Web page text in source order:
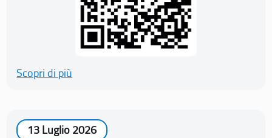
Scopri di più
13 Luglio 2026